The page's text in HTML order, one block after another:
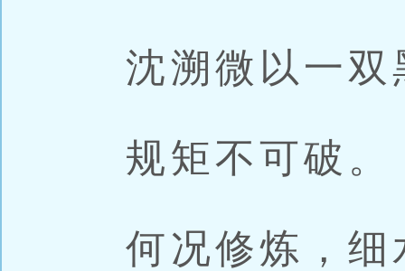
沈溯微以一双
规矩不可破。
何况修炼，细